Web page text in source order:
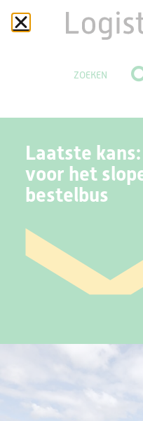
Laatste
voor het
bestelbus